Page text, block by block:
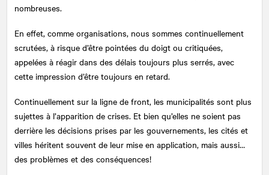
nombreuses.
En effet, comme organisations, nous sommes continuellement
scrutées, à risque d’être pointées du doigt ou critiquées,
appelées à réagir dans des délais toujours plus serrés, avec
cette impression d’être toujours en retard.
Continuellement sur la ligne de front, les municipalités sont plus
sujettes à l’apparition de crises. Et bien qu’elles ne soient pas
derrière les décisions prises par les gouvernements, les cités et
villes héritent souvent de leur mise en application, mais aussi…
des problèmes et des conséquences!